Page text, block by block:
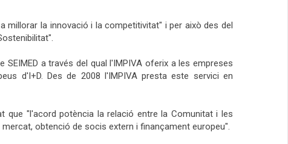
millorar la innovació i la competitivitat" i per això des del
a través del qual l'IMPIVA oferix a les empreses
d'I+D. Des de 2008 l'IMPIVA presta este servici en
que "l'acord potència la relació entre la Comunitat i les
obtenció de socis extern i finançament europeu".